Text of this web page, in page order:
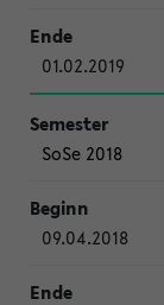
01.02.2019
SoSe 2018
09.04.2018